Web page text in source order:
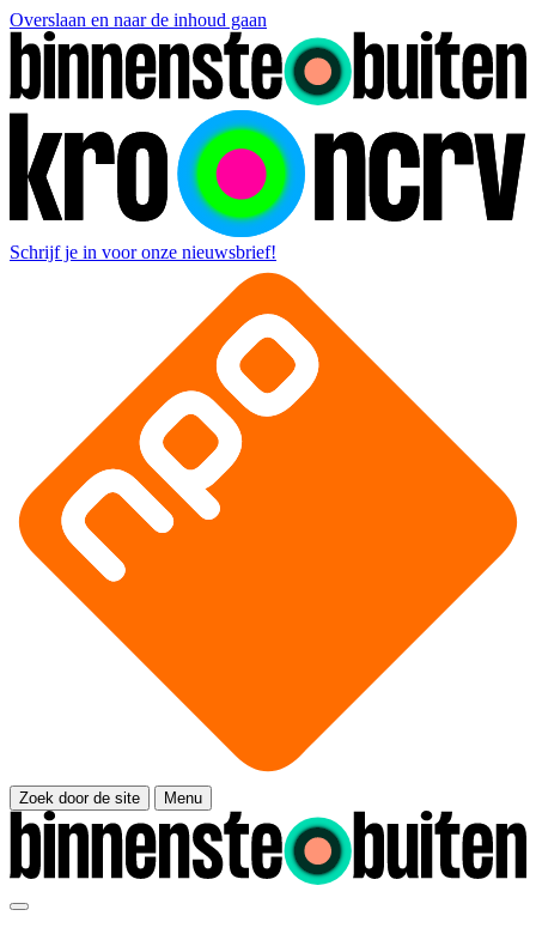
Overslaan en naar de inhoud gaan
Schrijf je in voor onze nieuwsbrief!
Zoek door de site Menu